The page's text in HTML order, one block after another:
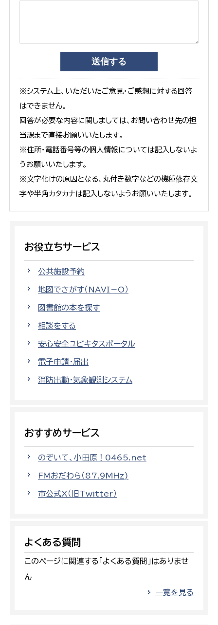
※システム上、いただいたご意見・ご感想に対する回答
はできません。
回答が必要な内容に関しましては、お問い合わせ先の担
当課まで直接お願いいたします。
※住所・電話番号等の個人情報については記入しないよ
うお願いいたします。
※文字化けの原因となる、丸付き数字などの機種依存文
字や半角カタカナは記入しないようお願いいたします。
お役立ちサービス
公共施設予約
地図でさがす（NAVI－O）
図書館の本を探す
相談をする
安心安全ユビキタスポータル
電子申請・届出
消防出動・気象観測システム
おすすめサービス
のぞいて、小田原！0465.net
FMおだわら（87.9MHz)
市公式X（旧Twitter）
よくある質問
このページに関連する「よくある質問」はありませ
ん
一覧を見る